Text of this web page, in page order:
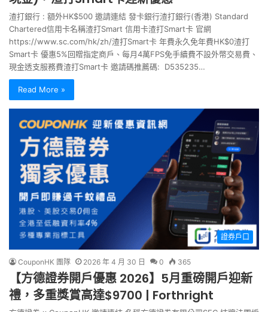
渣打銀行 : 額外HK$500 邀請連結 發卡銀行渣打銀行(香港) Standard
Chartered信用卡名稱渣打Smart 信用卡渣打Smart卡 官網
https://www.sc.com/hk/zh/渣打Smart卡 年費永久免年費HK$0渣打
Smart卡 優惠5%回贈指定商戶、每月4萬FPS免手續費不設外幣交易費、
現金透支服務費渣打Smart卡 邀請碼推薦碼: D535235…
Read More »
證券戶口
CouponHK 團隊 2026 年 4 月 30 日 0 365
【方德證券開戶優惠 2026】5月重磅開戶迎新
禮，多重獎賞高達$9700 | Forthright